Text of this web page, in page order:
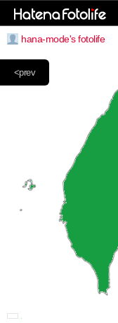
hana-mode's fotolife
<prev